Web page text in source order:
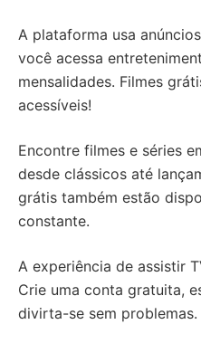
A plataforma usa
você acessa
mensalidades. Filmes
acessíveis!
Encontre filmes e séries
desde clássicos até
grátis também estão
constante.
A experiência de assistir
Crie uma conta gratuita,
divirta-se sem problemas.